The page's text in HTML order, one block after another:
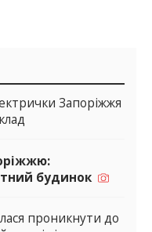
Запоріжжя
будинок
проникнути до